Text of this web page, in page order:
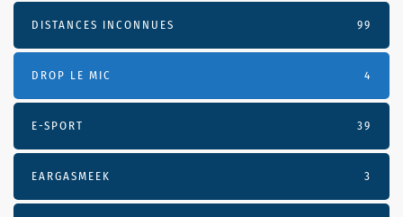
DISTANCES INCONNUES 99
DROP LE MIC 4
E-SPORT 39
EARGASMEEK 3